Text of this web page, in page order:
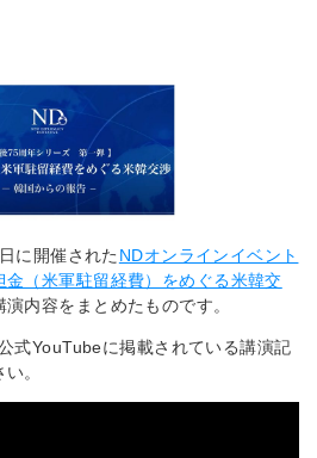
に開催された NDオンラインイベント
金（米軍駐留経費）をめぐる米韓交
演内容をまとめたものです。
式YouTubeに掲載されている講演記
。